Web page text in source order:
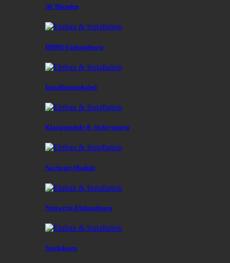
AV Blenden
HDMI-Einbaudosen
Installationskabel
Klangmodule & Sicherungen
Nachrüst-Module
Netzwerk-Einbaudosen
Steckdosen